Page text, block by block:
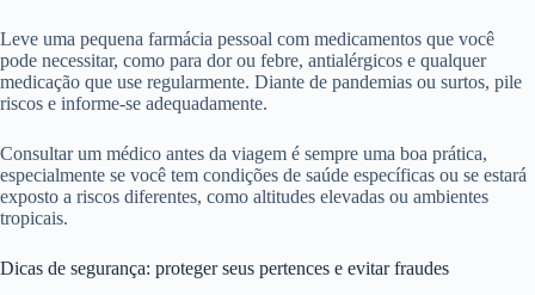
Leve uma pequena farmácia pessoal com medicamentos que você
pode necessitar, como para dor ou febre, antialérgicos e qualquer
medicação que use regularmente. Diante de pandemias ou surtos, pile
riscos e informe-se adequadamente.
Consultar um médico antes da viagem é sempre uma boa prática,
especialmente se você tem condições de saúde específicas ou se estará
exposto a riscos diferentes, como altitudes elevadas ou ambientes
tropicais.
Dicas de segurança: proteger seus pertences e evitar fraudes